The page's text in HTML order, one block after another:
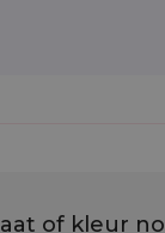
of kleur